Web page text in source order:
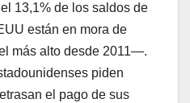
13,1% de los saldos de
están en mora de
más alto desde 2011—.
piden
el pago de sus